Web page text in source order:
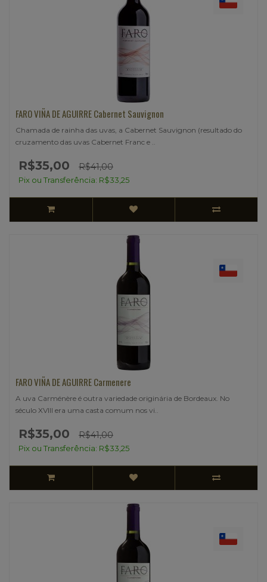
FARO VIÑA DE AGUIRRE Cabernet Sauvignon
Chamada de rainha das uvas, a Cabernet Sauvignon (resultado do
cruzamento das uvas Cabernet Franc e ..
R$35,00 R$41,00
Pix ou Transferência: R$33,25
FARO VIÑA DE AGUIRRE Carmenere
A uva Carménère é outra variedade originária de Bordeaux. No
século XVIII era uma casta comum nos vi..
R$35,00 R$41,00
Pix ou Transferência: R$33,25